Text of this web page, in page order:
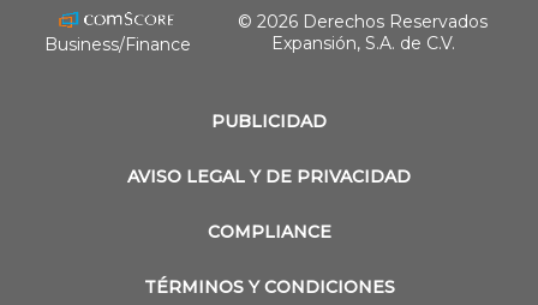
PUBLICIDAD
AVISO LEGAL Y DE PRIVACIDAD
COMPLIANCE
TÉRMINOS Y CONDICIONES
Business/Finance
© 2026 Derechos Reservados
Expansión, S.A. de C.V.